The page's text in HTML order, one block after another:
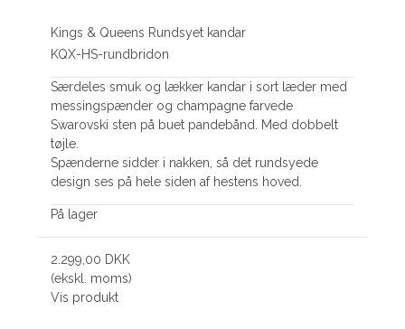
Kings & Queens Rundsyet kandar
KQX-HS-rundbridon
Særdeles smuk og lækker kandar i sort læder med
messingspænder og champagne farvede
Swarovski sten på buet pandebånd. Med dobbelt
tøjle.
Spænderne sidder i nakken, så det rundsyede
design ses på hele siden af hestens hoved.
På lager
2.299,00 DKK
(ekskl. moms)
Vis produkt